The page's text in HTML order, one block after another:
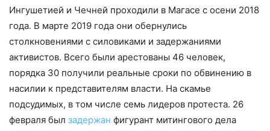
Ингушетией и Чечней проходили в Магасе с осени 2018
года. В марте 2019 года они обернулись
столкновениями с силовиками и задержаниями
активистов. Всего были арестованы 46 человек,
порядка 30 получили реальные сроки по обвинению в
насилии к представителям власти. На скамье
подсудимых, в том числе семь лидеров протеста. 26
февраля был задержан фигурант митингового дела